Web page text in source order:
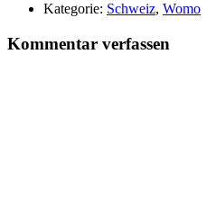
Kategorie: Schweiz, Womo
Kommentar verfassen